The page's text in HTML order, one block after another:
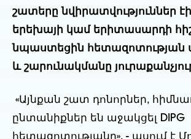
շատերը նվիրատվություններ
երեխայի կամ երիտասարդի
նպաստեցին հետազոտության
և շարունակմանը
«Այնքան շատ դոնորներ,
ընտանիքներ են աջակցել DIPG
հետազոտությանը», - ասում է